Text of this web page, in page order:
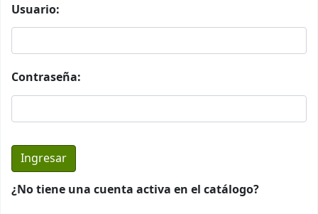
Usuario:
Contraseña:
¿No tiene una cuenta activa en el catálogo?